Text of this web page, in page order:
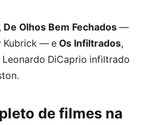
, De Olhos Bem Fechados —
Kubrick — e Os Infiltrados,
Leonardo DiCaprio infiltrado
de filmes na